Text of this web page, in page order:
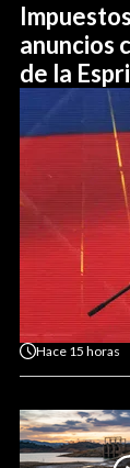
anuncios
de la
Hace 15 horas